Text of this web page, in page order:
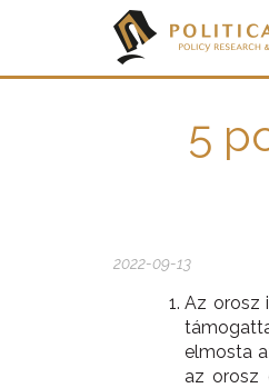
5
2022-09-13
Az orosz
elmosta
az orosz